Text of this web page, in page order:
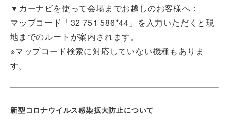
▼カーナビを使って会場までお越しのお客様へ：
マップコード「32 751 586*44」を入力いただくと現
地までのルートが案内されます。
※マップコード検索に対応していない機種もありま
す。
新型コロナウイルス感染拡大防止について